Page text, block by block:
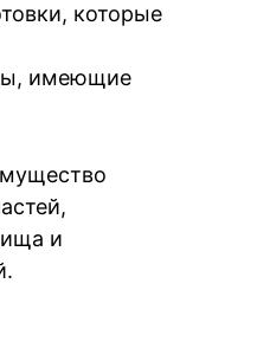
которые
имеющие
и